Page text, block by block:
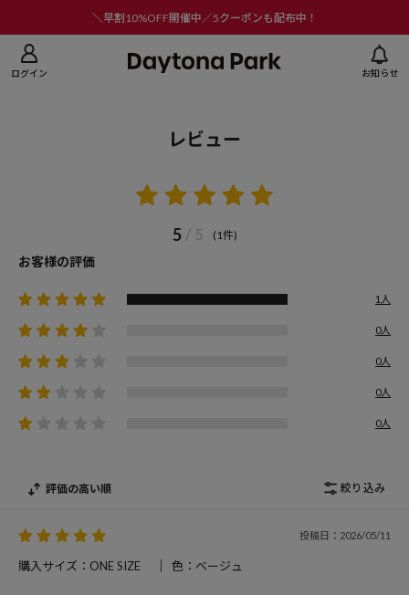
＼早割10%OFF開催中／5クーポンも配布中！
ログイン お知らせ
レビュー
5 / 5 (1件)
お客様の評価
1人
0人
0人
0人
0人
評価の高い順 絞り込み
投稿日：2026/05/11
購入サイズ：ONE SIZE 色：ベージュ